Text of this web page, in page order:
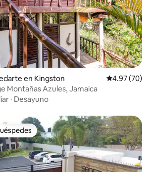
en Kingston Calificación
4.97 (70)
The Nest Cottage Montañas Azules, Jamaica
· Desayuno